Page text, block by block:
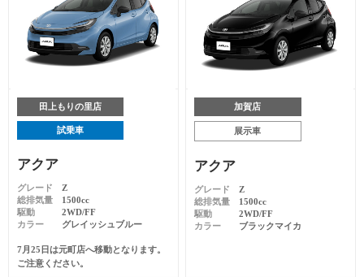
田上もりの里店
試乗車
アクア
グレード
Z
総排気量
1500cc
駆動
2WD/FF
カラー
グレイッシュブルー
7月25日は元町店へ移動となります。
ご注意ください。
加賀店
展示車
アクア
グレード
Z
総排気量
1500cc
駆動
2WD/FF
カラー
ブラックマイカ